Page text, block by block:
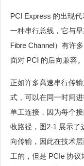
PCI Express 的出现
一种串行总线，它与
Fibre Channel）有许
面对 PCI 的后向兼容。
正如许多高速串行传
式，可以在同一时间
单工连接，因为每个
收路径，图2‑1 展示
向传输，因此在技术
工的，但是 PCIe 协